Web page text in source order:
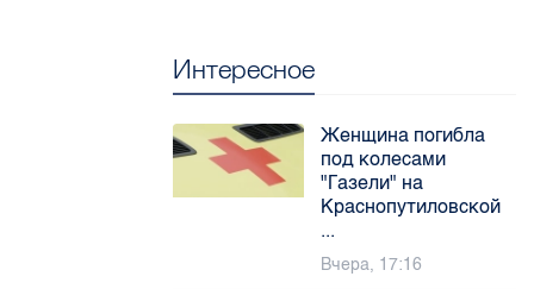
Интересное
Женщина погибла
под колесами
"Газели" на
Краснопутиловской
...
Вчера, 17:16